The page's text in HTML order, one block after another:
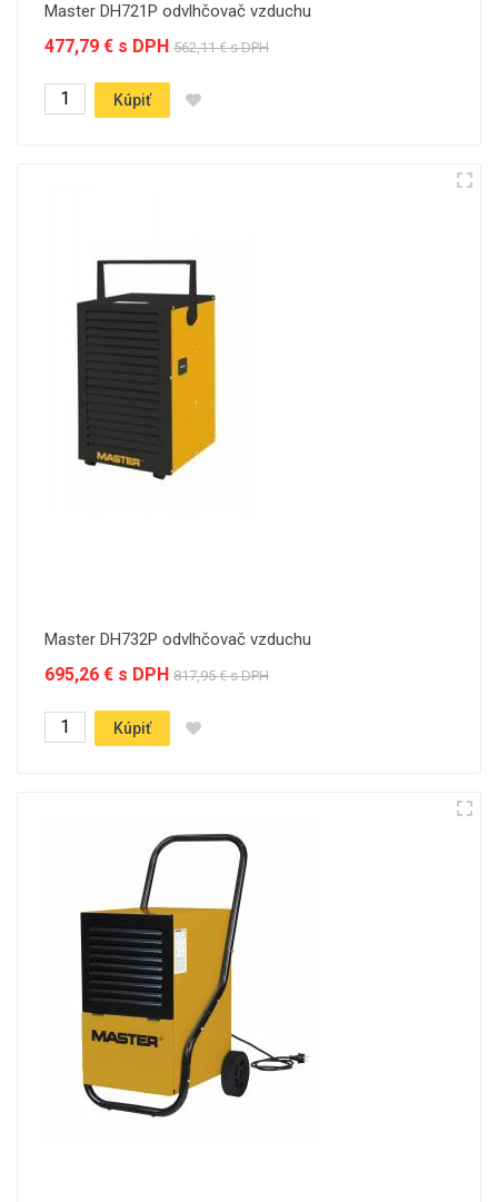
Master DH721P odvlhčovač vzduchu
477,79 € s DPH 562,11 € s DPH
Kúpiť
Master DH732P odvlhčovač vzduchu
695,26 € s DPH 817,95 € s DPH
Kúpiť